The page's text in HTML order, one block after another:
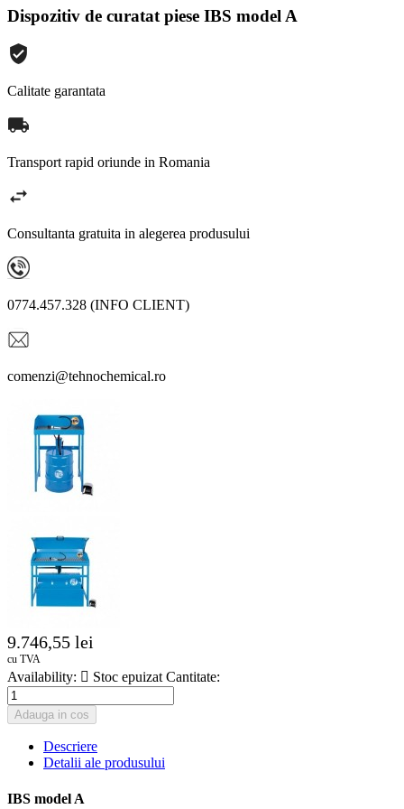
Dispozitiv de curatat piese IBS model A
Calitate garantata
Transport rapid oriunde in Romania
Consultanta gratuita in alegerea produsului
0774.457.328 (INFO CLIENT)
comenzi@tehnochemical.ro
9.746,55 lei
cu TVA
Availability:  Stoc epuizatCantitate:
Adauga in cos
Descriere
Detalii ale produsului
IBS model A